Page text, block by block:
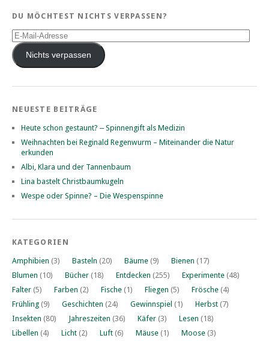
DU MÖCHTEST NICHTS VERPASSEN?
E-
Mail-
AdresseNichts verpassen
NEUESTE BEITRÄGE
Heute schon gestaunt? ‒ Spinnengift als Medizin
Weihnachten bei Reginald Regenwurm – Miteinander die Natur
erkunden
Albi, Klara und der Tannenbaum
Lina bastelt Christbaumkugeln
Wespe oder Spinne? – Die Wespenspinne
KATEGORIEN
Amphibien (3) Basteln (20) Bäume (9) Bienen (17)
Blumen (10) Bücher (18) Entdecken (255) Experimente (48)
Falter (5) Farben (2) Fische (1) Fliegen (5) Frösche (4)
Frühling (9) Geschichten (24) Gewinnspiel (1) Herbst (7)
Insekten (80) Jahreszeiten (36) Käfer (3) Lesen (18)
Libellen (4) Licht (2) Luft (6) Mäuse (1) Moose (3)